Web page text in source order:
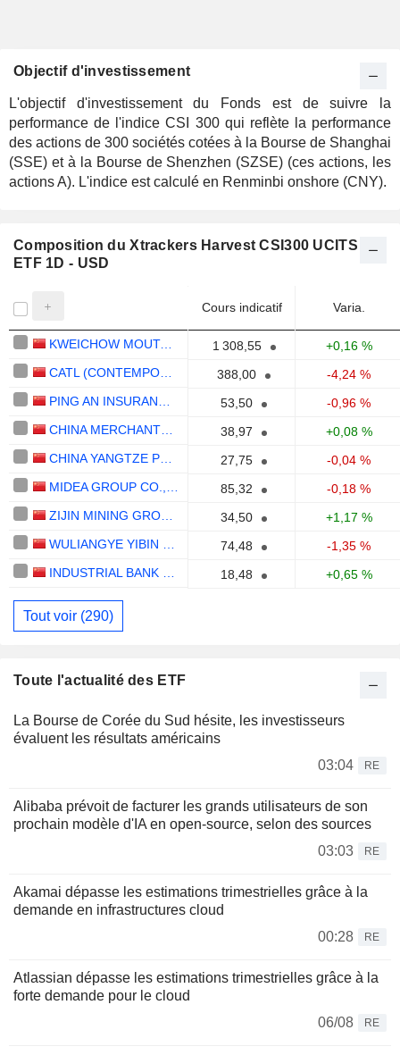
Objectif d'investissement
L'objectif d'investissement du Fonds est de suivre la
performance de l'indice CSI 300 qui reflète la performance
des actions de 300 sociétés cotées à la Bourse de Shanghai
(SSE) et à la Bourse de Shenzhen (SZSE) (ces actions, les
actions A). L'indice est calculé en Renminbi onshore (CNY).
Composition du Xtrackers Harvest CSI300 UCITS
ETF 1D - USD
Cours indicatif Varia.
KWEICHOW MOUTAI CO., LTD. 1 308,55
+0,16 %
388,00
-4,24 %
53,50
-0,96 %
38,97
+0,08 %
27,75
-0,04 %
85,32
-0,18 %
34,50
+1,17 %
74,48
-1,35 %
18,48 +0,65 %
Tout voir (290)
Toute l'actualité des ETF
La Bourse de Corée du Sud hésite, les investisseurs
évaluent les résultats américains
03:04
RE
Alibaba prévoit de facturer les grands utilisateurs de son
prochain modèle d'IA en open-source, selon des sources
03:03
RE
Akamai dépasse les estimations trimestrielles grâce à la
demande en infrastructures cloud
00:28
RE
Atlassian dépasse les estimations trimestrielles grâce à la
forte demande pour le cloud
06/08
RE